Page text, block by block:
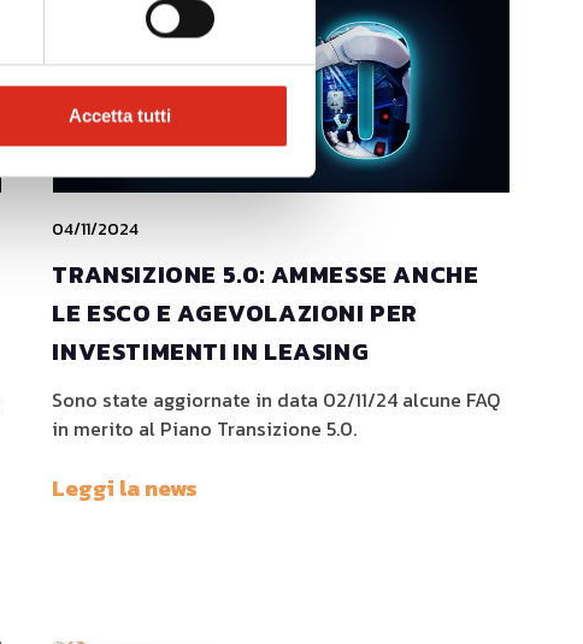
Accetta tutti
04/11/2024
TRANSIZIONE 5.0: AMMESSE ANCHE
LE ESCO E AGEVOLAZIONI PER
INVESTIMENTI IN LEASING
Sono state aggiornate in data 02/11/24 alcune FAQ
in merito al Piano Transizione 5.0.
Leggi la news